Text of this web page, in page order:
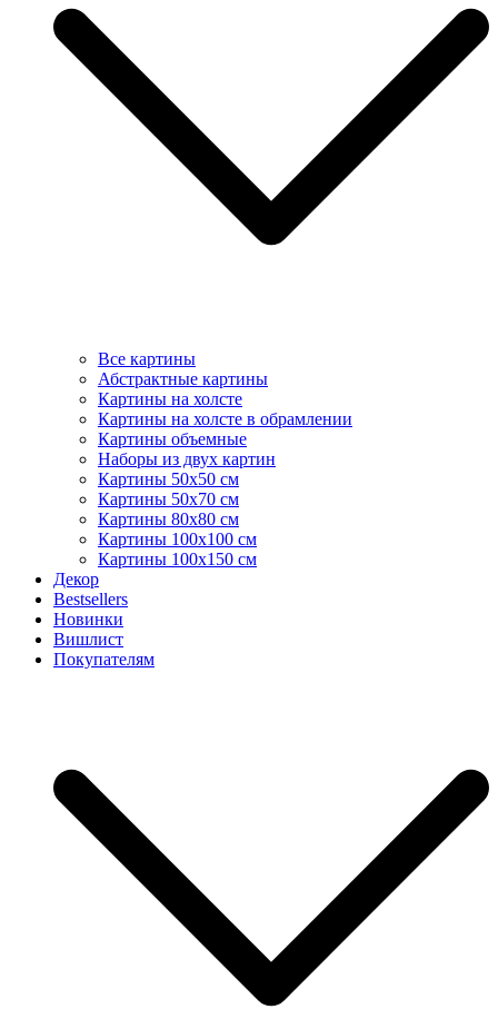
Все картины
Абстрактные картины
Картины на холсте
Картины на холсте в обрамлении
Картины объемные
Наборы из двух картин
Картины 50х50 см
Картины 50х70 см
Картины 80х80 см
Картины 100х100 см
Картины 100х150 см
Декор
Bestsellers
Новинки
Вишлист
Покупателям